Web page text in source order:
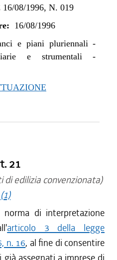
08/1996, N. 019
16/08/1996
e piani pluriennali -
e strumentali -
21
di edilizia convenzionata)
(1)
norma di interpretazione
articolo 3 della legge
n. 16, al fine di consentire